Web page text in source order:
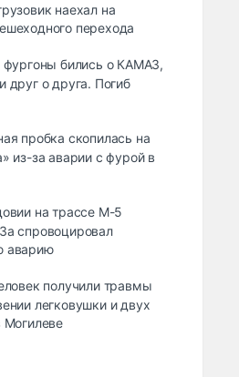
наехал на
перехода
бились о КАМАЗ,
друг о друга. Погиб
пробка скопилась на
из-за аварии с фурой в
на трассе М-5
спровоцировал
аварию
получили травмы
легковушки и двух
Могилеве